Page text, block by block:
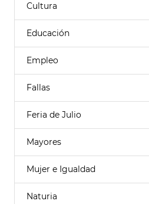
Cultura
Educación
Empleo
Fallas
Feria de Julio
Mayores
Mujer e Igualdad
Naturia